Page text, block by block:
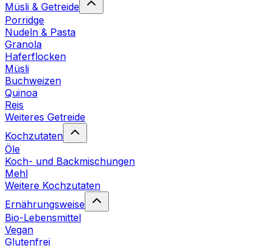
Müsli & Getreide
Porridge
Nudeln & Pasta
Granola
Haferflocken
Müsli
Buchweizen
Quinoa
Reis
Weiteres Getreide
Kochzutaten
Öle
Koch- und Backmischungen
Mehl
Weitere Kochzutaten
Ernährungsweise
Bio-Lebensmittel
Vegan
Glutenfrei